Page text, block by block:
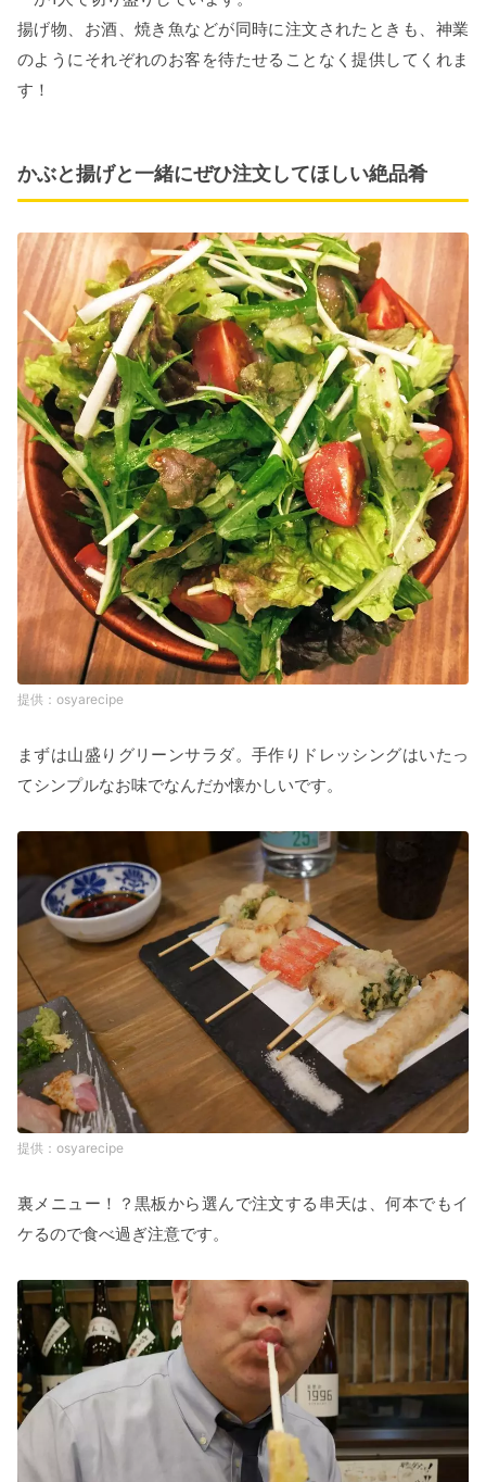
揚げ物、お酒、焼き魚などが同時に注文されたときも、神業
のようにそれぞれのお客を待たせることなく提供してくれま
す！
かぶと揚げと一緒にぜひ注文してほしい絶品肴
osyarecipe
まずは山盛りグリーンサラダ。手作りドレッシングはいたっ
てシンプルなお味でなんだか懐かしいです。
osyarecipe
裏メニュー！？黒板から選んで注文する串天は、何本でもイ
ケるので食べ過ぎ注意です。